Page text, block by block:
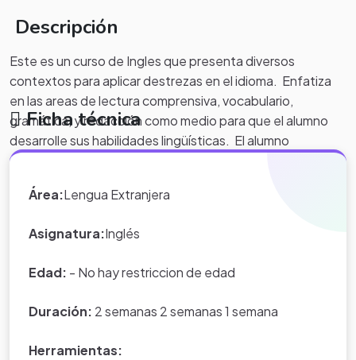
Descripción
Este es un curso de Ingles que presenta diversos
contextos para aplicar destrezas en el idioma. Enfatiza
en las areas de lectura comprensiva, vocabulario,
gramática, y redacción como medio para que el alumno
desarrolle sus habilidades lingüísticas. El alumno
podrá igualmente afianzar sus conocimientos en las areas
lectura de diversos temas para poder expresar de manera
Ficha técnica
Área:Lengua Extranjera
Asignatura:Inglés
Edad: - No hay restriccion de edad
Duración: 2 semanas 2 semanas 1 semana
Herramientas: